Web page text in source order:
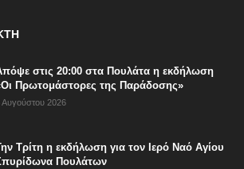
στις 20:00 στα Πουλάτα η εκδήλωση
Πρωτομάστορες της Παράδοσης»
Αυγούστου 2026
Τρίτη η εκδήλωση για τον Ιερό Ναό Αγίου
Πουλάτων